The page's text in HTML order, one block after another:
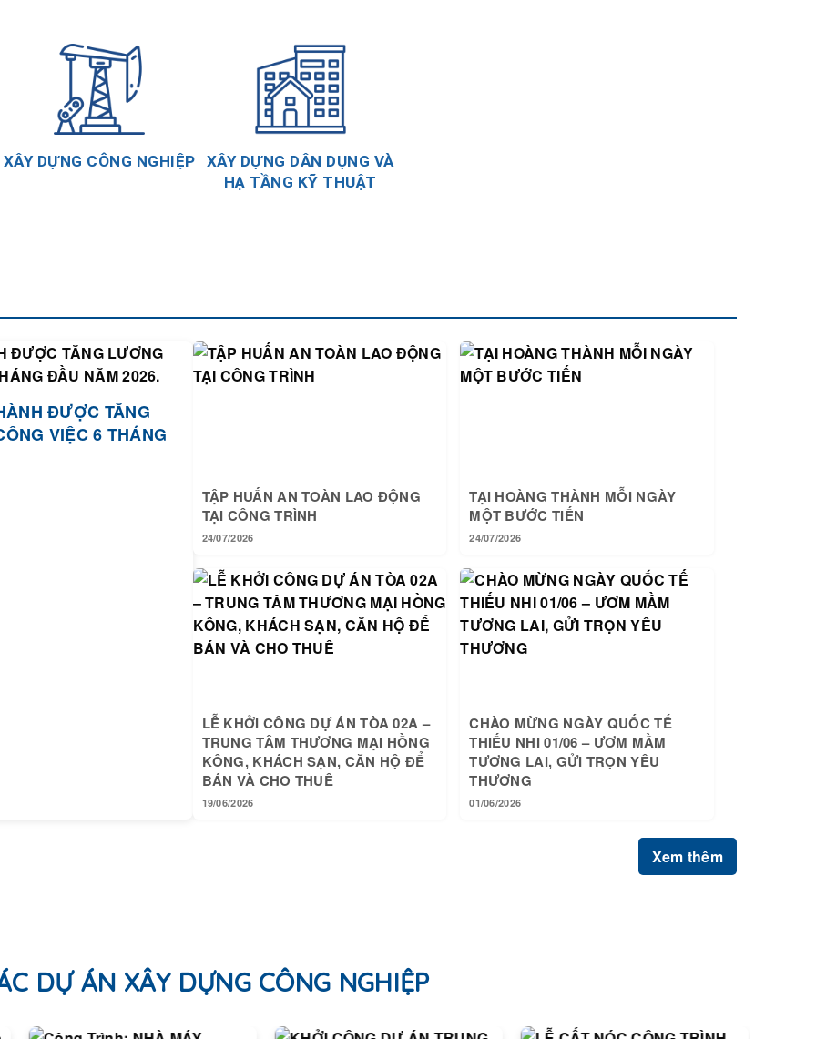
XÂY DỰNG CÔNG NGHIỆP
XÂY DỰNG DÂN DỤNG VÀ
HẠ TẦNG KỸ THUẬT
ĐƯỢC TĂNG
VIỆC 6 THÁNG
TẬP HUẤN AN TOÀN LAO ĐỘNG
TẠI CÔNG TRÌNH
24/07/2026
TẠI HOÀNG THÀNH MỖI NGÀY
MỘT BƯỚC TIẾN
24/07/2026
LỄ KHỞI CÔNG DỰ ÁN TÒA 02A –
TRUNG TÂM THƯƠNG MẠI HỒNG
KÔNG, KHÁCH SẠN, CĂN HỘ ĐỂ
BÁN VÀ CHO THUÊ
19/06/2026
CHÀO MỪNG NGÀY QUỐC TẾ
THIẾU NHI 01/06 – ƯƠM MẦM
TƯƠNG LAI, GỬI TRỌN YÊU
THƯƠNG
01/06/2026
Xem thêm
DỰ ÁN XÂY DỰNG CÔNG NGHIỆP